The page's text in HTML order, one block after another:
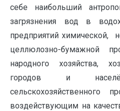
себе наибольший
загрязнения вод в
предприятий химической,
целлюлозно-бумажной
народного хозяйства,
городов и
сельскохозяйственного
воздействующим на